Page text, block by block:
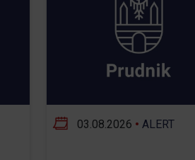
03.08.2026 • ALERT